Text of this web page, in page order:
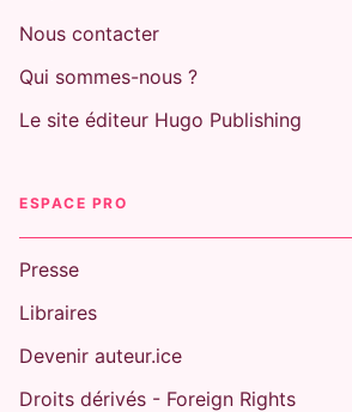
Nous contacter
Qui sommes-nous ?
Le site éditeur Hugo Publishing
ESPACE PRO
Presse
Libraires
Devenir auteur.ice
Droits dérivés - Foreign Rights